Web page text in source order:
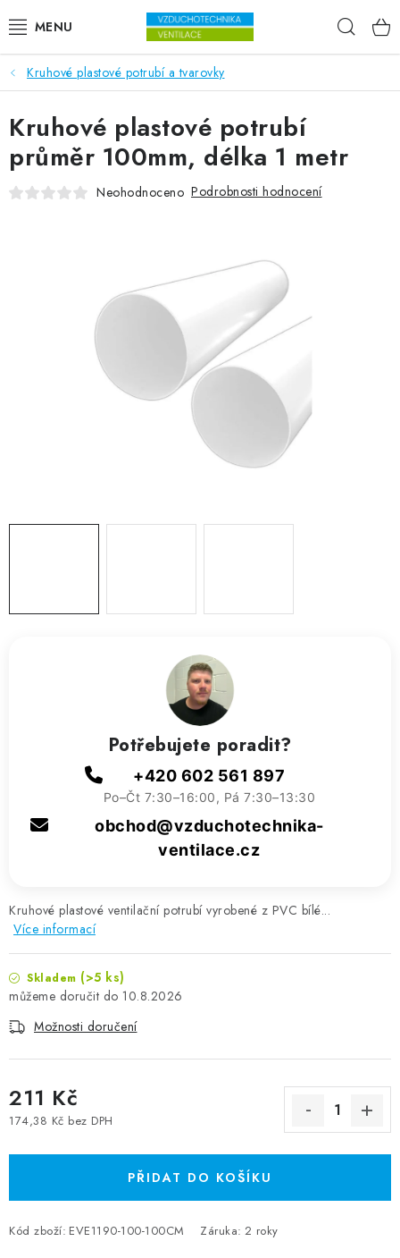
VENTILÁTORY
VZDUCHOTECHNIKA
REKUPERACE
ODVLHČOVAČE
ZVLHČOVAČE VZDUCHU PRŮMYSLOVÉ
NAHŘÍVACÍ POLŠTÁŘEK S LÁVOVÝM PÍSKEM
Kruhové plastové potrubí a tvarovky
Kruhové plastové ventilační potrubí vyrobené z PVC bílé...
Více informací
Skladem (>5 ks)
10.8.2026
Možnosti doručení
211 Kč
174,38 Kč bez DPH
PŘIDAT DO KOŠÍKU
Kód zboží: EVE1190-100-100CM Záruka: 2 roky
Kruhové plastové potrubí
průměr 100mm, délka 1 metr
Neohodnoceno Podrobnosti hodnocení
Potřebujete poradit?
+420 602 561 897
Po–Čt 7:30–16:00, Pá 7:30–13:30
obchod@vzduchotechnika-
ventilace.cz